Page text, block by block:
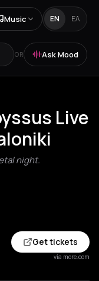
Music EN ΕΛ
OR Ask Mood
Live
night.
Get tickets
via more.com